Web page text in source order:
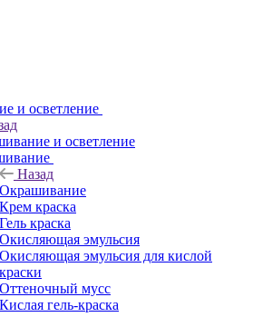
и осветление
и осветление
Назад
Окрашивание
Крем краска
Гель краска
Окисляющая эмульсия
Окисляющая эмульсия для кислой
краски
Оттеночный мусс
Кислая гель-краска